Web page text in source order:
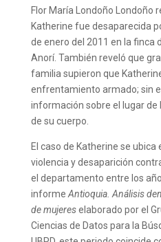
Flor María Londoño Londoño
Katherine fue desaparecida
de enero del 2011 en la finca
Anorí. También reveló que
familia supieron que
enfrentamiento armado; sin
información sobre el lugar de
de su cuerpo.
El caso de Katherine se ubica
violencia y desaparición
el departamento entre los
informe Antioquia. Análisis
de mujereselaborado por el
Ciencias de Datos para la